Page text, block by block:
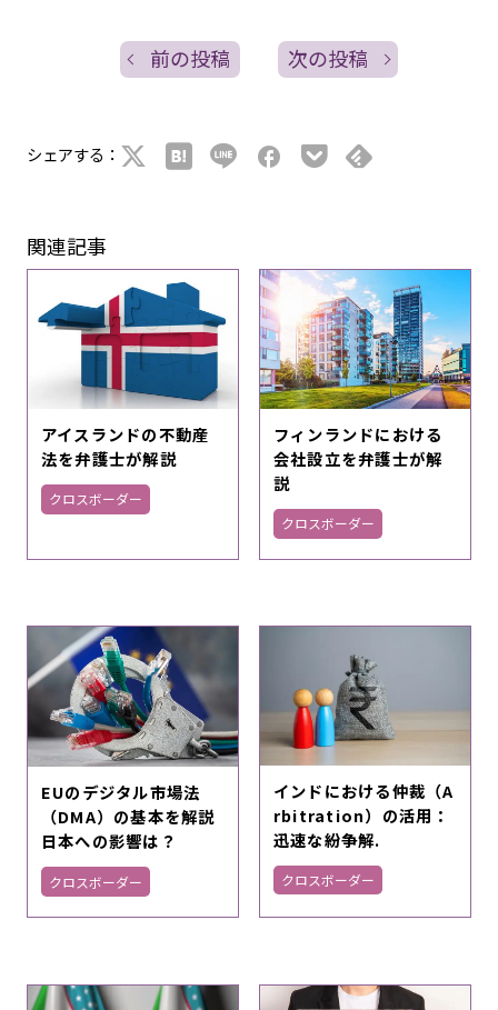
前の投稿 次の投稿
シェアする：
関連記事
アイスランドの不動産
法を弁護士が解説
クロスボーダー
フィンランドにおける
会社設立を弁護士が解
説
クロスボーダー
EUのデジタル市場法
（DMA）の基本を解説
日本への影響は？
クロスボーダー
インドにおける仲裁（A
rbitration）の活用：
迅速な紛争解.
クロスボーダー